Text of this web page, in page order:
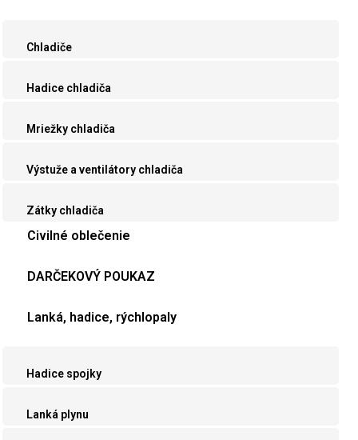
Chladiče
Hadice chladiča
Mriežky chladiča
Výstuže a ventilátory chladiča
Zátky chladiča
Civilné oblečenie
DARČEKOVÝ POUKAZ
Lanká, hadice, rýchlopaly
Hadice spojky
Lanká plynu